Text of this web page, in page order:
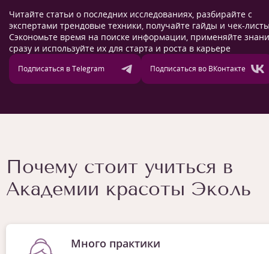
Читайте статьи о последних исследованиях, разбирайте с
экспертами трендовые техники, получайте гайды и чек-
Сэкономьте время на поиске информации, применяйте
сразу и используйте их для старта и роста в карьере
Подписаться в Telegram Подписаться во ВКонтакте
Почему стоит учиться в
Академии красоты Эколь
Много практики